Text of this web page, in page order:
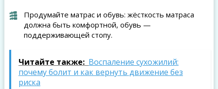
Продумайте матрас и обувь: жёсткость матраса
должна быть комфортной, обувь —
поддерживающей стопу.
Читайте также: Воспаление сухожилий:
почему болит и как вернуть движение без
риска